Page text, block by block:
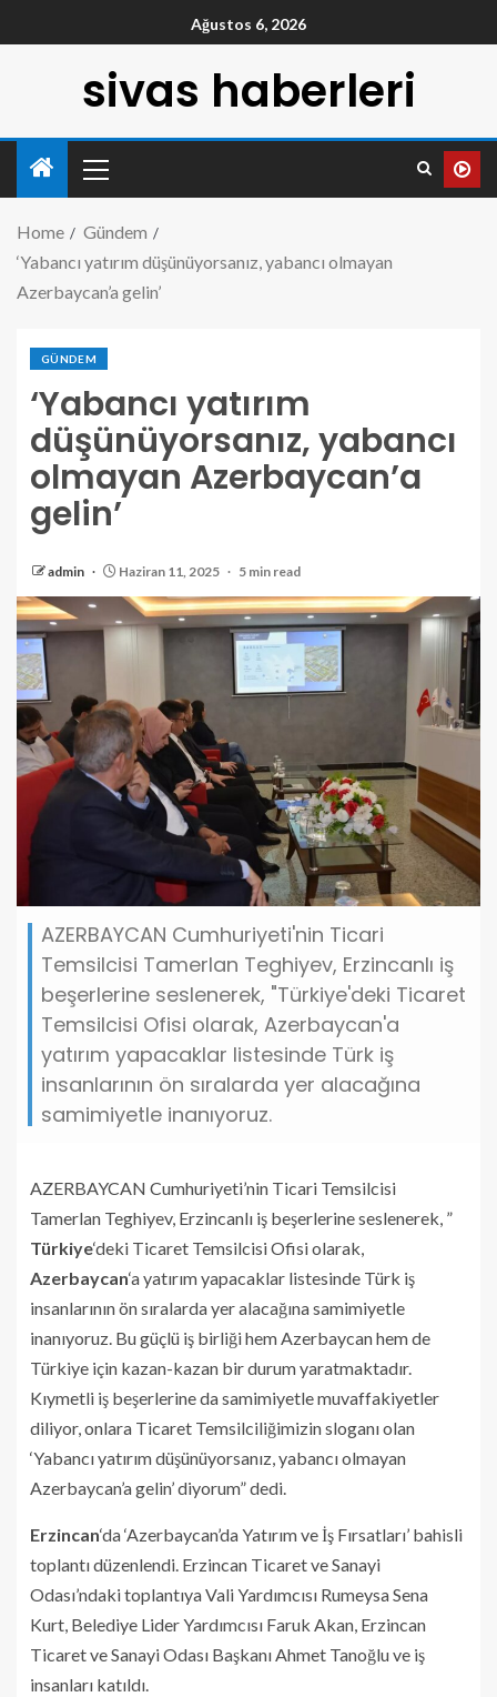
Ağustos 6, 2026
sivas haberleri
Home
Gündem
‘Yabancı yatırım düşünüyorsanız, yabancı olmayan
Azerbaycan’a gelin’
GÜNDEM
‘Yabancı yatırım
düşünüyorsanız, yabancı
olmayan Azerbaycan’a
gelin’
admin Haziran 11, 2025 5 min read
AZERBAYCAN Cumhuriyeti'nin Ticari
Temsilcisi Tamerlan Teghiyev, Erzincanlı iş
beşerlerine seslenerek, "Türkiye'deki Ticaret
Temsilcisi Ofisi olarak, Azerbaycan'a
yatırım yapacaklar listesinde Türk iş
insanlarının ön sıralarda yer alacağına
samimiyetle inanıyoruz.
AZERBAYCAN Cumhuriyeti’nin Ticari Temsilcisi
Tamerlan Teghiyev, Erzincanlı iş beşerlerine seslenerek, ”
Türkiye‘deki Ticaret Temsilcisi Ofisi olarak,
Azerbaycan‘a yatırım yapacaklar listesinde Türk iş
insanlarının ön sıralarda yer alacağına samimiyetle
inanıyoruz. Bu güçlü iş birliği hem Azerbaycan hem de
Türkiye için kazan-kazan bir durum yaratmaktadır.
Kıymetli iş beşerlerine da samimiyetle muvaffakiyetler
diliyor, onlara Ticaret Temsilciliğimizin sloganı olan
‘Yabancı yatırım düşünüyorsanız, yabancı olmayan
Azerbaycan’a gelin’ diyorum” dedi.
Erzincan‘da ‘Azerbaycan’da Yatırım ve İş Fırsatları’ bahisli
toplantı düzenlendi. Erzincan Ticaret ve Sanayi
Odası’ndaki toplantıya Vali Yardımcısı Rumeysa Sena
Kurt, Belediye Lider Yardımcısı Faruk Akan, Erzincan
Ticaret ve Sanayi Odası Başkanı Ahmet Tanoğlu ve iş
insanları katıldı.